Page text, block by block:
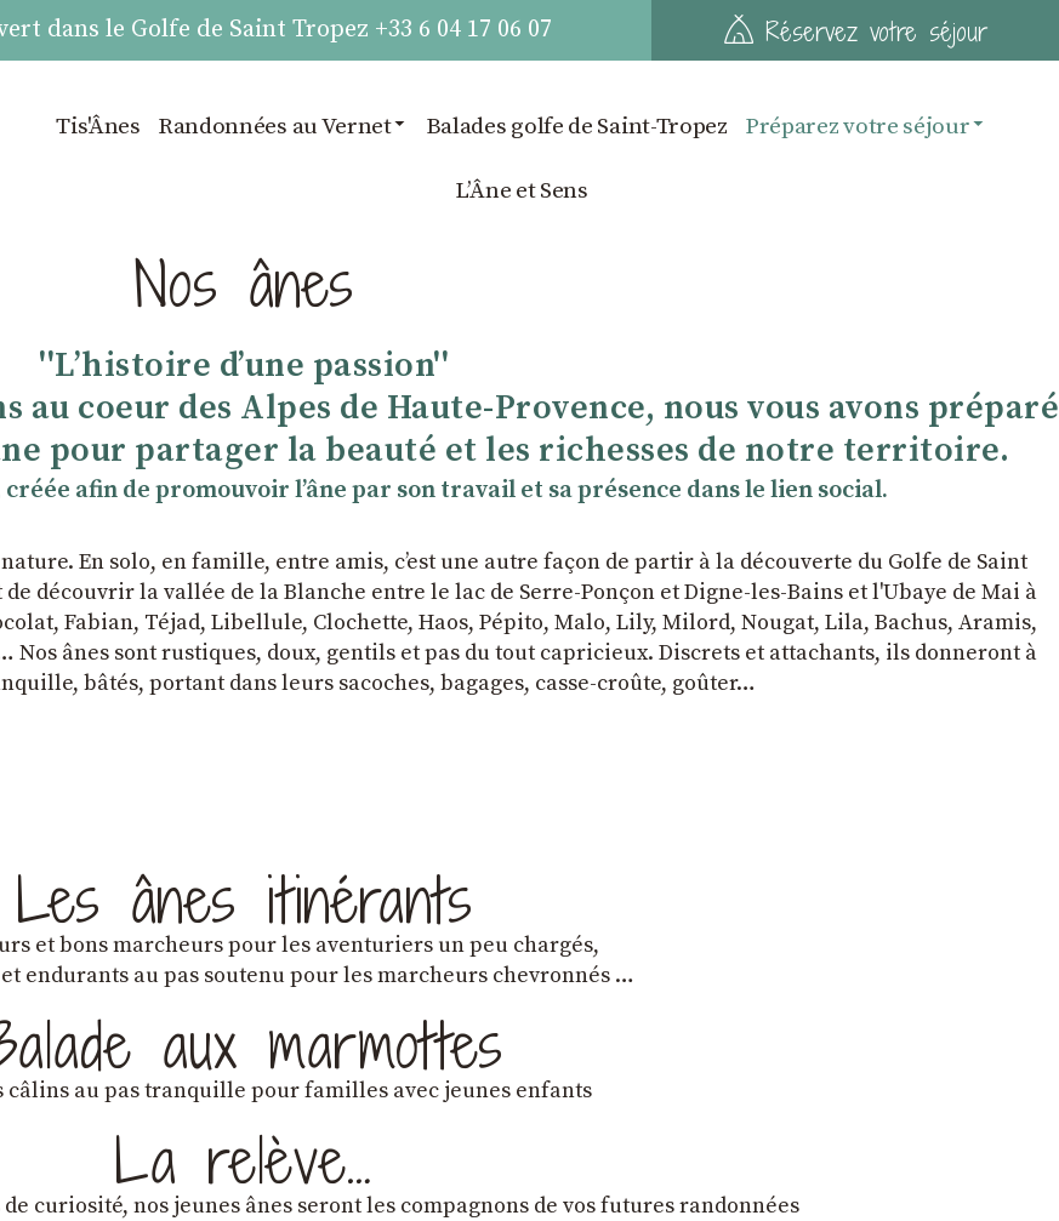
dans le Golfe de Saint Tropez +33 6 04 17 06 07 Réservez votre séjour
Tis'Ânes Randonnées au Vernet Balades golfe de Saint-Tropez Préparez votre séjour
LʼÂne et Sens
Nos ânes
''Lʼhistoire dʼune passion''
au coeur des Alpes de Haute-Provence, nous vous avons préparé
pour partager la beauté et les richesses de notre territoire.
créée afin de promouvoir lʼâne par son travail et sa présence dans le lien social.
En solo, en famille, entre amis, cʼest une autre façon de partir à la découverte du Golfe de Saint
découvrir la vallée de la Blanche entre le lac de Serre-Ponçon et Digne-les-Bains et l'Ubaye de Mai à
Fabian, Téjad, Libellule, Clochette, Haos, Pépito, Malo, Lily, Milord, Nougat, Lila, Bachus, Aramis,
Nos ânes sont rustiques, doux, gentils et pas du tout capricieux. Discrets et attachants, ils donneront à
bâtés, portant dans leurs sacoches, bagages, casse-croûte, goûter…
Les ânes itinérants
et bons marcheurs pour les aventuriers un peu chargés,
endurants au pas soutenu pour les marcheurs chevronnés …
aux marmottes
câlins au pas tranquille pour familles avec jeunes enfants
La relève…
curiosité, nos jeunes ânes seront les compagnons de vos futures randonnées